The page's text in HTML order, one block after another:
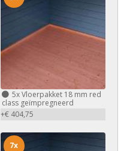
5xVloerpakket 18 mm red
class geïmpregneerd
+€ 404,75
7x